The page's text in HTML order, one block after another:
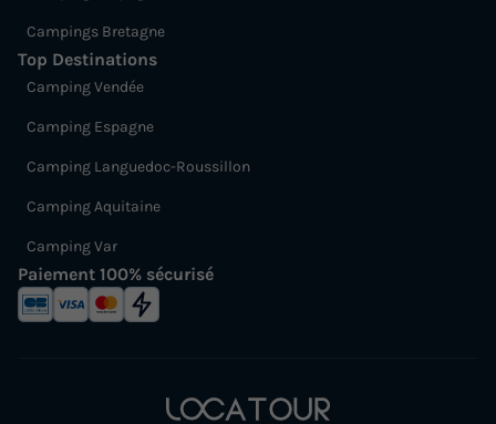
Campings Bretagne
Top Destinations
Camping Vendée
Camping Espagne
Camping Languedoc-Roussillon
Camping Aquitaine
Camping Var
Paiement 100% sécurisé